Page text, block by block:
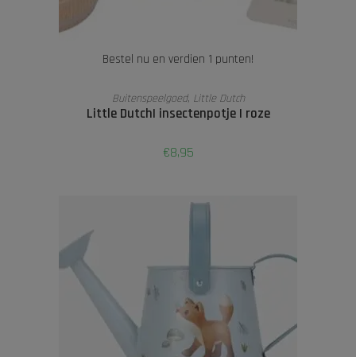
Bestel nu en verdien 1 punten!
LEES VERDER
Buitenspeelgoed, Little Dutch
Little Dutch| insectenpotje | roze
€8,95